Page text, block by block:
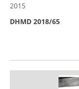
2015
DHMD 2018/65